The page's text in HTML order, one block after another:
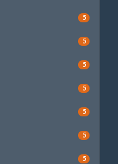
5
5
5
5
5
5
5